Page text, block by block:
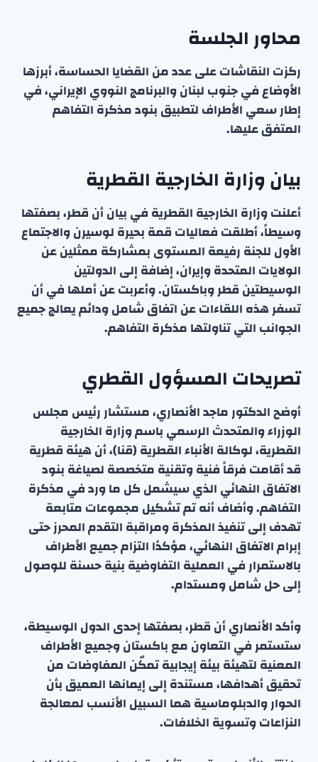
محاور الجلسة
ركزت النقاشات على عدد من القضايا الحساسة، أبرزها
الأوضاع في جنوب لبنان والبرنامج النووي الإيراني، في
إطار سعي الأطراف لتطبيق بنود مذكرة التفاهم
المتفق عليها.
بيان وزارة الخارجية القطرية
أعلنت وزارة الخارجية القطرية في بيان أن قطر، بصفتها
وسيطاً، أطلقت فعاليات قمة بحيرة لوسيرن والاجتماع
الأول للجنة رفيعة المستوى بمشاركة ممثلين عن
الولايات المتحدة وإيران، إضافة إلى الدولتين
الوسيطتين قطر وباكستان. وأعربت عن أملها في أن
تسفر هذه اللقاءات عن اتفاق شامل ودائم يعالج جميع
الجوانب التي تناولتها مذكرة التفاهم.
تصريحات المسؤول القطري
أوضح الدكتور ماجد الأنصاري، مستشار رئيس مجلس
الوزراء والمتحدث الرسمي باسم وزارة الخارجية
القطرية، لوكالة الأنباء القطرية (قنا)، أن هيئة قطرية
قد أقامت فرقاً فنية وتقنية متخصصة لصياغة بنود
الاتفاق النهائي الذي سيشمل كل ما ورد في مذكرة
التفاهم. وأضاف أنه تم تشكيل مجموعات متابعة
تهدف إلى تنفيذ المذكرة ومراقبة التقدم المحرز حتى
إبرام الاتفاق النهائي، مؤكدًا التزام جميع الأطراف
بالاستمرار في العملية التفاوضية بنية حسنة للوصول
إلى حل شامل ومستدام.
وأكد الأنصاري أن قطر، بصفتها إحدى الدول الوسيطة،
ستستمر في التعاون مع باكستان وجميع الأطراف
المعنية لتهيئة بيئة إيجابية تمكّن المفاوضات من
تحقيق أهدافها، مستندة إلى إيمانها العميق بأن
الحوار والدبلوماسية هما السبيل الأنسب لمعالجة
النزاعات وتسوية الخلافات.